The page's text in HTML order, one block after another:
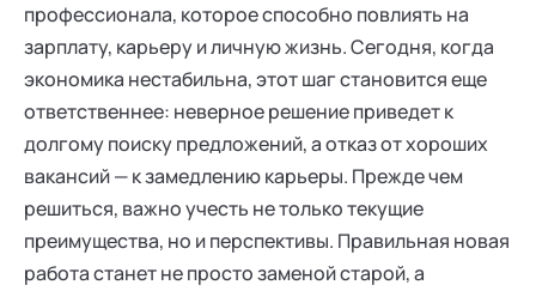
профессионала, которое способно повлиять на
зарплату, карьеру и личную жизнь. Сегодня, когда
экономика нестабильна, этот шаг становится еще
ответственнее: неверное решение приведет к
долгому поиску предложений, а отказ от хороших
вакансий — к замедлению карьеры. Прежде чем
решиться, важно учесть не только текущие
преимущества, но и перспективы. Правильная новая
работа станет не просто заменой старой, а